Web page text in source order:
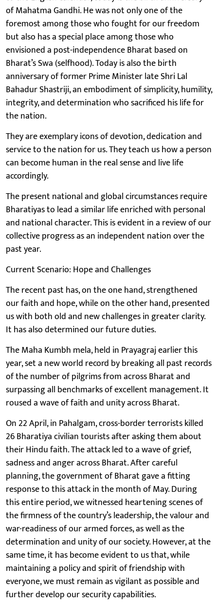
of Mahatma Gandhi. He was not only one of the
foremost among those who fought for our freedom
but also has a special place among those who
envisioned a post-independence Bharat based on
Bharat’s Swa (selfhood). Today is also the birth
anniversary of former Prime Minister late Shri Lal
Bahadur Shastriji, an embodiment of simplicity, humility,
integrity, and determination who sacrificed his life for
the nation.
They are exemplary icons of devotion, dedication and
service to the nation for us. They teach us how a person
can become human in the real sense and live life
accordingly.
The present national and global circumstances require
Bharatiyas to lead a similar life enriched with personal
and national character. This is evident in a review of our
collective progress as an independent nation over the
past year.
Current Scenario: Hope and Challenges
The recent past has, on the one hand, strengthened
our faith and hope, while on the other hand, presented
us with both old and new challenges in greater clarity.
It has also determined our future duties.
The Maha Kumbh mela, held in Prayagraj earlier this
year, set a new world record by breaking all past records
of the number of pilgrims from across Bharat and
surpassing all benchmarks of excellent management. It
roused a wave of faith and unity across Bharat.
On 22 April, in Pahalgam, cross-border terrorists killed
26 Bharatiya civilian tourists after asking them about
their Hindu faith. The attack led to a wave of grief,
sadness and anger across Bharat. After careful
planning, the government of Bharat gave a fitting
response to this attack in the month of May. During
this entire period, we witnessed heartening scenes of
the firmness of the country’s leadership, the valour and
war-readiness of our armed forces, as well as the
determination and unity of our society. However, at the
same time, it has become evident to us that, while
maintaining a policy and spirit of friendship with
everyone, we must remain as vigilant as possible and
further develop our security capabilities.